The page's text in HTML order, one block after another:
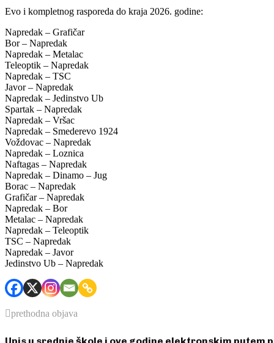
Evo i kompletnog rasporeda do kraja 2026. godine:
Napredak – Grafičar
Bor – Napredak
Napredak – Metalac
Teleoptik – Napredak
Napredak – TSC
Javor – Napredak
Napredak – Jedinstvo Ub
Spartak – Napredak
Napredak – Vršac
Napredak – Smederevo 1924
Voždovac – Napredak
Napredak – Loznica
Naftagas – Napredak
Napredak – Dinamo – Jug
Borac – Napredak
Grafičar – Napredak
Napredak – Bor
Metalac – Napredak
Napredak – Teleoptik
TSC – Napredak
Napredak – Javor
Jedinstvo Ub – Napredak
prethodna objava